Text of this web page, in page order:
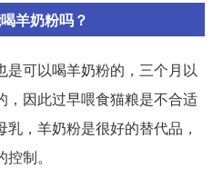
羊奶粉吗？
是可以喝羊奶粉的，三个月以
，因此过早喂食猫粮是不合适
，羊奶粉是很好的替代品，
制。